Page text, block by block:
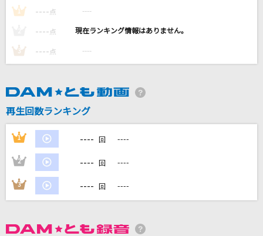
I(ビデオクリップバージョン)
ホワイトノイズ
Official髭男dism
愛をとりもどせ!!
クリスタルキング
1 ---- 点 ----
---- 点 ----
3 ---- 点 ----
再生回数ランキング
1 ---- 回 ----
2 ---- 回 ----
3 ---- 回 ----